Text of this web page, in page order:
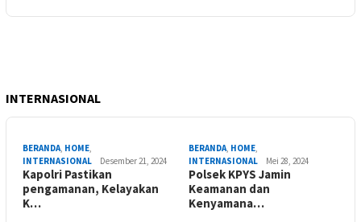
INTERNASIONAL
BERANDA HOME
INTERNASIONAL
Desember 21, 2024
Kapolri Pastikan
pengamanan, Kelayakan
K…
BERANDA HOME
INTERNASIONAL
Mei 28, 2024
Polsek KPYS Jamin
Keamanan dan
Kenyamana…